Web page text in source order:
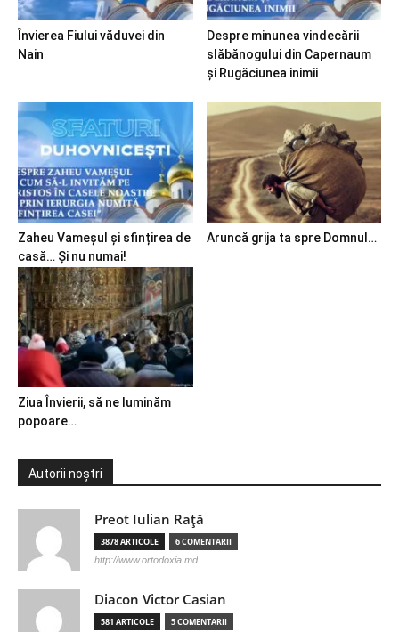
Învierea Fiului văduvei din
Nain
Despre minunea vindecării
slăbănogului din Capernaum
și Rugăciunea inimii
Zaheu Vameșul și sfințirea de
casă… Și nu numai!
Aruncă grija ta spre Domnul…
Ziua Învierii, să ne luminăm
popoare…
Autorii noștri
Preot Iulian Raţă
3878 ARTICOLE 6 COMENTARII
http://www.ortodoxia.md
Diacon Victor Casian
581 ARTICOLE 5 COMENTARII